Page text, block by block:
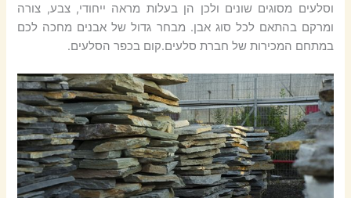
וסלעים מסוגים שונים ולכן הן בעלות מראה ייחודי, צבע, צורה
ומרקם בהתאם לכל סוג אבן. מבחר גדול של אבנים מחכה לכם
במתחם המכירות של חברת סלעים.קום בכפר הסלעים.